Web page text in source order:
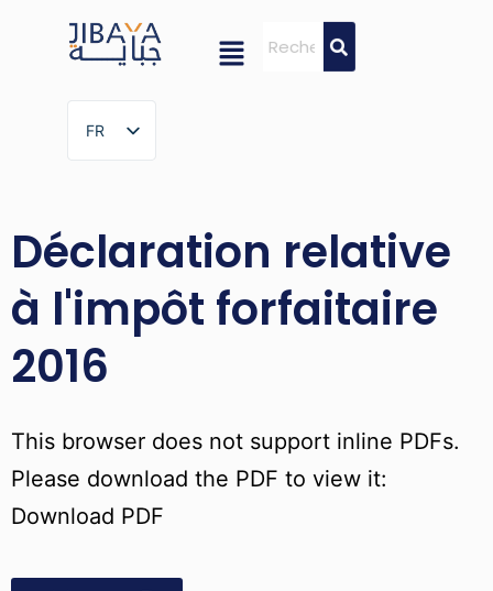
FR
FR
Déclaration relative
à l'impôt forfaitaire
2016
This browser does not support inline PDFs.
Please download the PDF to view it:
Download PDF